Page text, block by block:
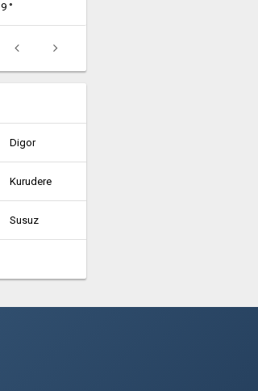
9 °
Digor
Kurudere
Susuz